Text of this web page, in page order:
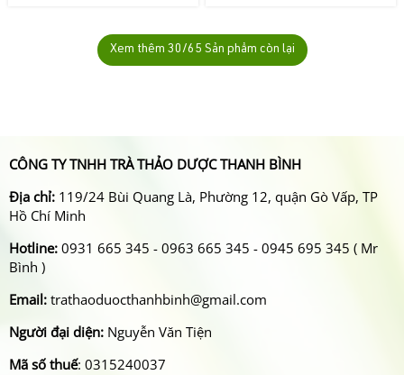
Xem thêm 30/65 Sản phẩm còn lại
CÔNG TY TNHH TRÀ THẢO DƯỢC THANH BÌNH
Địa chỉ: 119/24 Bùi Quang Là, Phường 12, quận Gò Vấp, TP
Hồ Chí Minh
Hotline: 0931 665 345 - 0963 665 345 - 0945 695 345 ( Mr
Bình )
Email: trathaoduocthanhbinh@gmail.com
Người đại diện: Nguyễn Văn Tiện
Mã số thuế: 0315240037